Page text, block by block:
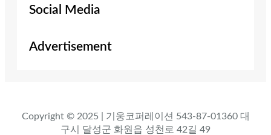
Social Media
Advertisement
Copyright © 2025 | 기웅코퍼레이션 543-87-01360 대
구시 달성군 화원읍 성천로 42길 49